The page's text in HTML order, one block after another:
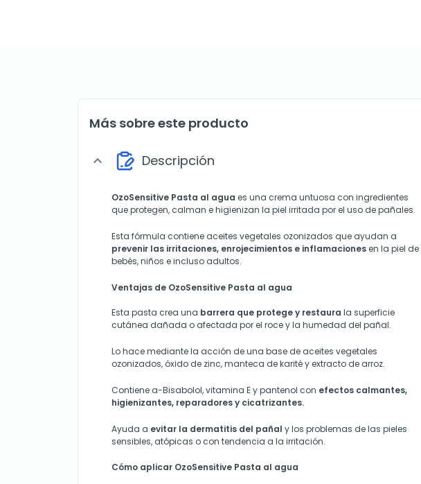
Más sobre este producto
expand_more Descripción
OzoSensitive Pasta al agua es una crema untuosa con ingredientes
que protegen, calman e higienizan la piel irritada por el uso de pañales.
Esta fórmula contiene aceites vegetales ozonizados que ayudan a
prevenir las irritaciones, enrojecimientos e inflamacionesen la piel de
bebés, niños e incluso adultos.
Ventajas de OzoSensitive Pasta al agua
Esta pasta crea una barrera que protege y restaura la superficie
cutánea dañada o afectada por el roce y la humedad del pañal.
Lo hace mediante la acción de una base de aceites vegetales
ozonizados, óxido de zinc, manteca de karité y extracto de arroz.
Contiene a-Bisabolol, vitamina E y pantenol con efectos calmantes,
higienizantes, reparadores y cicatrizantes.
Ayuda a evitar la dermatitis del pañal y los problemas de las pieles
sensibles, atópicas o con tendencia a la irritación.
Cómo aplicar OzoSensitive Pasta al agua